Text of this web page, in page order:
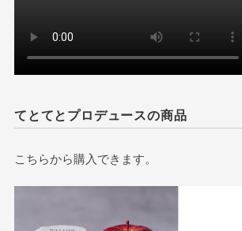
てとてとプロデュースの商品
こちらから購入できます。